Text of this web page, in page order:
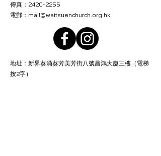
傳真：2420-2255
電郵： mail@waitsuenchurch.org.hk
地址：新界葵涌葵芳美芳街八號昌鴻大廈三樓（電梯
按2字）